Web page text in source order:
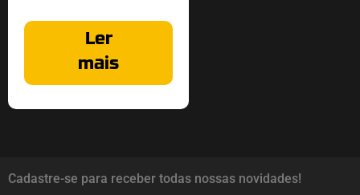
Ler
mais
Cadastre-se para receber todas nossas novidades!